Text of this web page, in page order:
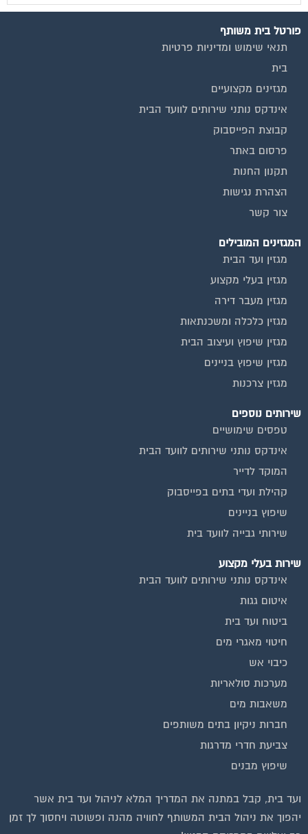
פורטל בית משותף
תנאי שימוש ומדיניות פרטיות
בית
מגזינים מקצועיים
אינדקס נותני שירותים לוועד הבית
קבוצת הפייסבוק
פרסום באתר
תקנון החנות
הצהרת נגישות
צור קשר
המגזינים המובילים
מגזין ועד הבית
מגזין בעלי מקצוע
מגזין מעבר דירה
מגזין כלכלה ומשכנתאות
מגזין שיפוץ ועיצוב הבית
מגזין שיפוץ בניינים
מגזין צרכנות
שירותים נוספים
טפסים שימושיים
אינדקס נותני שירותים לוועד הבית
המוקד לדייר
קהילת ועדי בתים בפייסבוק
שיפוץ בניינים
שירותי גבייה לוועד בית
שירות בעלי מקצוע
אינדקס נותני שירותים לוועד הבית
איטום גגות
ביטוח ועד בית
חיטוי מאגרי מים
כיבוי אש
מערכות סולאריות
משאבות מים
חברות ניקיון בתים משותפים
צביעת חדרי מדרגות
שיפוץ מבנים
ועד בית, קבל במתנה את המדריך המלא לניהול ועד בית אשר
יהפוך את ניהול הבית המשותף לחוויה מהנה ופשוטה ויחסוך לך זמן